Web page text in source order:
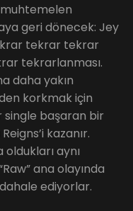
muhtemelen
geri dönecek: Jey
tekrar tekrar
tekrarlanması.
daha yakın
korkmak için
başaran bir
kazanır.
aynı
ana olayında
ediyorlar.